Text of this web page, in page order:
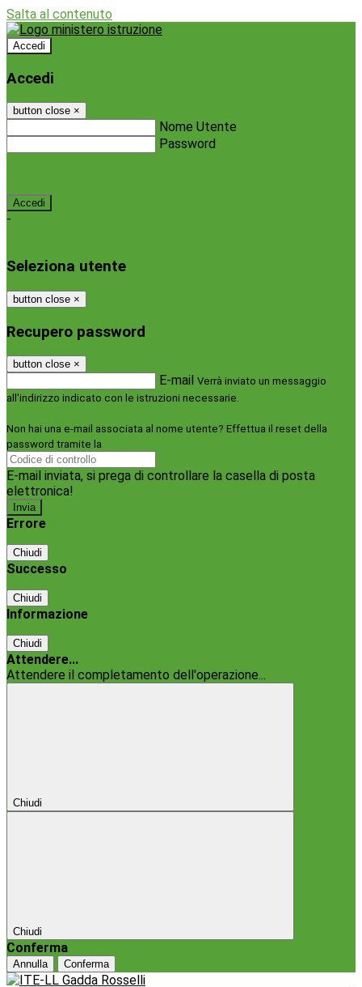
Salta al contenuto
Accedi
Accedi
button close ×
Nome Utente
Password
-
Seleziona utente
button close ×
Recupero password
button close ×
E-mail Verrà inviato un messaggio
all'indirizzo indicato con le istruzioni necessarie.
Non hai una e-mail associata al nome utente? Effettua il reset della
password tramite la
E-mail inviata, si prega di controllare la casella di posta
elettronica!
Errore
Chiudi
Successo
Chiudi
Informazione
Chiudi
Attendere...
Attendere il completamento dell'operazione...
Chiudi
Chiudi
Conferma
Annulla Conferma